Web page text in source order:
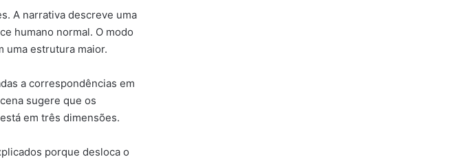
A narrativa descreve uma
humano normal. O modo
uma estrutura maior.
a correspondências em
sugere que os
em três dimensões.
porque desloca o